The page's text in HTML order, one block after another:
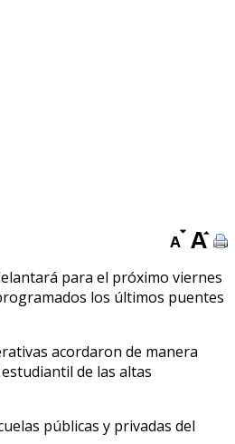
para el próximo viernes
los últimos puentes
acordaron de manera
de las altas
públicas y privadas del